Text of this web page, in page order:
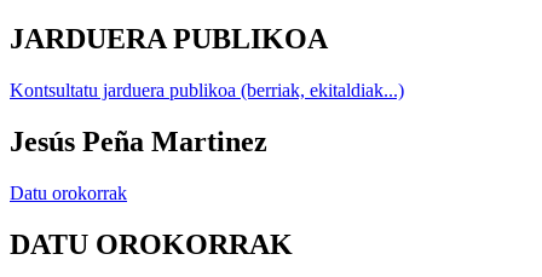
JARDUERA PUBLIKOA
Kontsultatu jarduera publikoa (berriak, ekitaldiak...)
Jesús Peña Martinez
Datu orokorrak
DATU OROKORRAK